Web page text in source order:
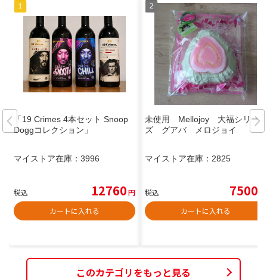
「19 Crimes 4本セット Snoop
Doggコレクション」
マイストア在庫： 3996
税込 12760円
カートに入れる
未使用 Mellojoy 大福シリー
ズ グアバ メロジョイ
マイストア在庫： 2825
税込 7500
カートに入れる
このカテゴリをもっと見る